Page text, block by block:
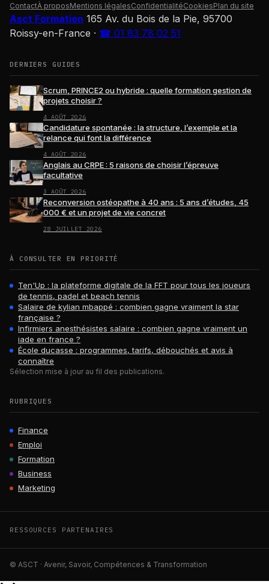
ContactÀ proposMentions légalesConfidentialitéCookiesPlan du site
Asct Formation 165 Av. du Bois de la Pie, 95700
Roissy-en-France · ☎ 01 83 78 02 51
DERNIERS GUIDES
Scrum, PRINCE2 ou hybride : quelle formation gestion de
projets choisir ?
4 AOÛT 2026
Candidature spontanée : la structure, l’exemple et la
relance qui font la différence
4 AOÛT 2026
Anglais au CRPE : 5 raisons de choisir l’épreuve
facultative
3 AOÛT 2026
Reconversion ostéopathe à 40 ans : 5 ans d’études, 45
000 € et un projet de vie concret
28 JUILLET 2026
À CONSULTER EN PRIORITÉ
Ten'Up : la plateforme digitale de la FFT pour tous les joueurs
de tennis, padel et beach tennis
Salaire de kylian mbappé : combien gagne vraiment la star
française ?
Infirmiers anesthésistes salaire : combien gagne vraiment un
iade en france ?
École ducasse : programmes, tarifs, débouchés et avis à
connaître
Sélection mise à jour au fil des publications.
RUBRIQUES
Finance
Emploi
Formation
Business
Marketing
RESSOURCES PARTENAIRES
© ASCT · Avenir, Savoir, Compétences & Transformation